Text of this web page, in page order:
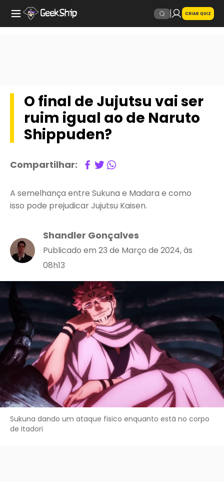
CRIAR QUIZ
O final de Jujutsu vai ser
ruim igual ao de Naruto
Shippuden?
Compartilhar:
A semelhança entre Sukuna e Madara e como
isso pode prejudicar Jujutsu Kaisen.
Shandler Gonçalves
Publicado em 23 de Março de 2024, às
08h13
Sukuna dando um ataque fisico enquanto está no corpo
de Itadori